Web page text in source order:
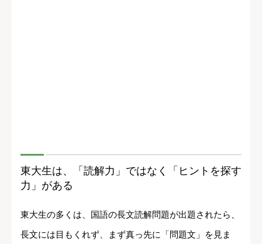
東大生は、「読解力」ではなく「ヒントを探す
力」がある
東大生の多くは、国語の長文読解問題が出題されたら、
長文には目もくれず、まず真っ先に「問題文」を見ま